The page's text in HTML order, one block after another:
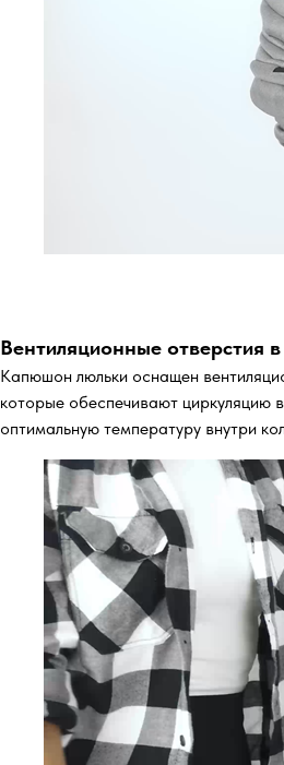
Вентиляционные отверстия
Капюшон люльки оснащен
которые обеспечивают циркуляцию
оптимальную температуру внутри